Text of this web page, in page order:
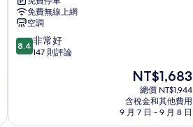
精
品
汽
車
旅
免費無線上網
空調
8.4
分，
8.4 非常好
147 則評論
現
在
價
格
為
NT$1,683
總價 NT$1,944
含稅金和其他費用
9 月 7 日 - 9 月 8 日